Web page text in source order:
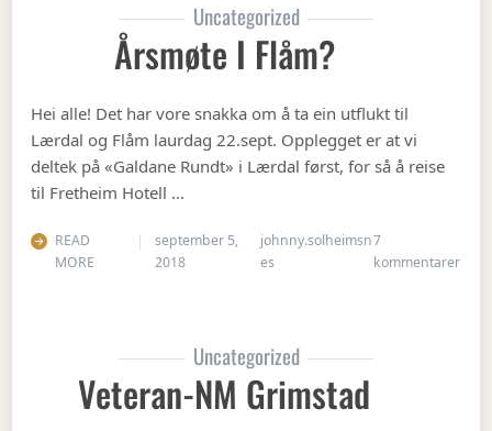
Uncategorized
Årsmøte I Flåm?
Hei alle! Det har vore snakka om å ta ein utflukt til
Lærdal og Flåm laurdag 22.sept. Opplegget er at vi
deltek på «Galdane Rundt» i Lærdal først, for så å reise
til Fretheim Hotell …
READ
MORE
september 5,
2018
johnny.solheimsn
es
7
kommentarertil
Uncategorized
Veteran-NM Grimstad